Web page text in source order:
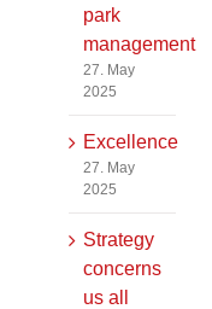
park
management
27. May
2025
Excellence
27. May
2025
Strategy
concerns
us all